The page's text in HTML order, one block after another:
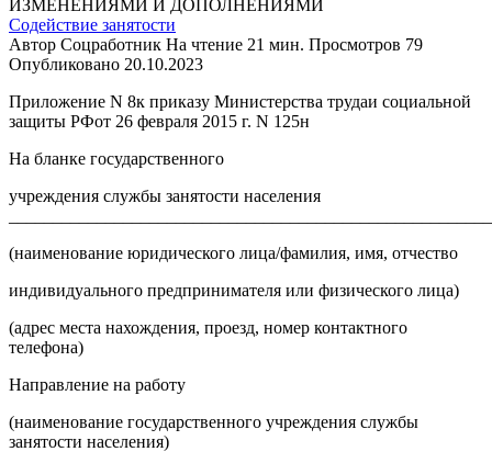
Содействие занятости
Автор Соцработник На чтение 21 мин. Просмотров 79
Опубликовано 20.10.2023
Приложение N 8к приказу Министерства трудаи социальной
защиты РФот 26 февраля 2015 г. N 125н
На бланке государственного
учреждения службы занятости населения
(наименование юридического лица/фамилия, имя, отчество
индивидуального предпринимателя или физического лица)
(адрес места нахождения, проезд, номер контактного
телефона)
Направление на работу
(наименование государственного учреждения службы
занятости населения)